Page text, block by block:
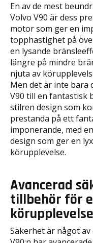
En av de mest
Volvo V90 är dess
motor som ger en
topphastighet på
en lysande
längre på mindre
njuta av
Men det är inte bara
V90 till en fantastisk
stilren design som
prestanda på ett
imponerande, med
design som ger en
körupplevelse.
Avancerad
tillbehör för
körupplevelse
Säkerhet är något